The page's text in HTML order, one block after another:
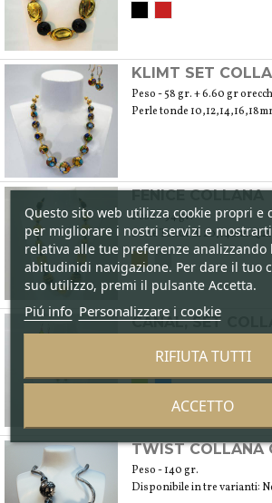
KLIMT SET
Peso - 58 gr. + 6.60 gr
FENICE COLLANA
Peso - 94 gr.
Peso - 140 gr.
Questo sito web utilizza cookie propri e
per migliorare i nostri servizi e
relativa alle tue preferenze analizzando
abitudinidi navigazione. Per dare il tuo
suo utilizzo, premi il pulsante Accetta.
Piú info Personalizzare i cookie
RIFIUTA TUTTI
ACCETTO